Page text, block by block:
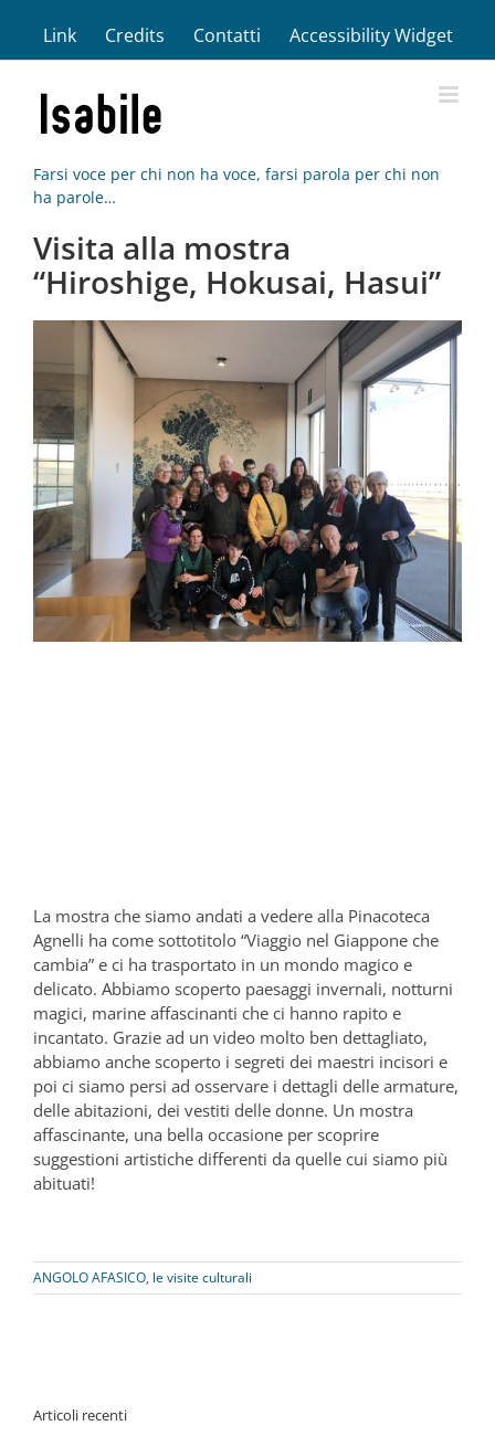
contenuto
Link Credits Contatti Accessibility Widget
Farsi voce per chi non ha voce, farsi parola per chi non
ha parole…
Visita alla mostra
“Hiroshige, Hokusai, Hasui”
La mostra che siamo andati a vedere alla Pinacoteca
Agnelli ha come sottotitolo “Viaggio nel Giappone che
cambia” e ci ha trasportato in un mondo magico e
delicato. Abbiamo scoperto paesaggi invernali, notturni
magici, marine affascinanti che ci hanno rapito e
incantato. Grazie ad un video molto ben dettagliato,
abbiamo anche scoperto i segreti dei maestri incisori e
poi ci siamo persi ad osservare i dettagli delle armature,
delle abitazioni, dei vestiti delle donne. Un mostra
affascinante, una bella occasione per scoprire
suggestioni artistiche differenti da quelle cui siamo più
abituati!
ANGOLO AFASICO, le visite culturali
Articoli recenti